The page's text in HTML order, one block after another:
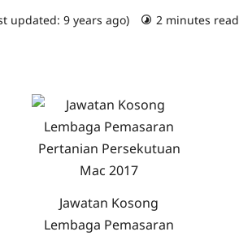
updated: 9 years ago) 2 minutes read
Jawatan Kosong
Lembaga Pemasaran